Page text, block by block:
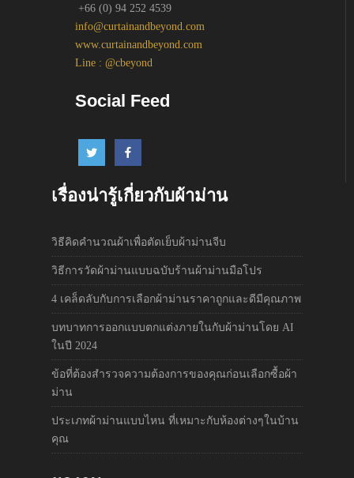
+66 (0) 94 252 4539
info@curtainandbeyond.com
www.curtainandbeyond.com
Line : @cbeyond
Social Feed
เรื่องน่ารู้เกี่ยวกับผ้าม่าน
วิธีคิดคำนวณผ้าเพื่อตัดเย็บผ้าม่านจีบ
วิธีการวัดผ้าม่านแบบฉบับร้านผ้าม่านมือโปร
4 เคล็ดลับกับการเลือกผ้าม่านราคาถูกและดีมีคุณภาพ
บทบาทการออกแบบตกแต่งภายในกับผ้าม่านโดย AI
ในปี 2024
ข้อที่ต้องสำรวจความต้องการของคุณก่อนเลือกซื้อผ้า
ม่าน
ประเภทผ้าม่านแบบไหน ที่เหมาะกับห้องต่างๆในบ้าน
คุณ